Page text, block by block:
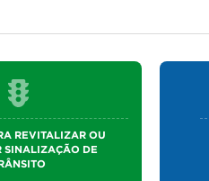
REVITALIZAR OU
SINALIZAÇÃO DE